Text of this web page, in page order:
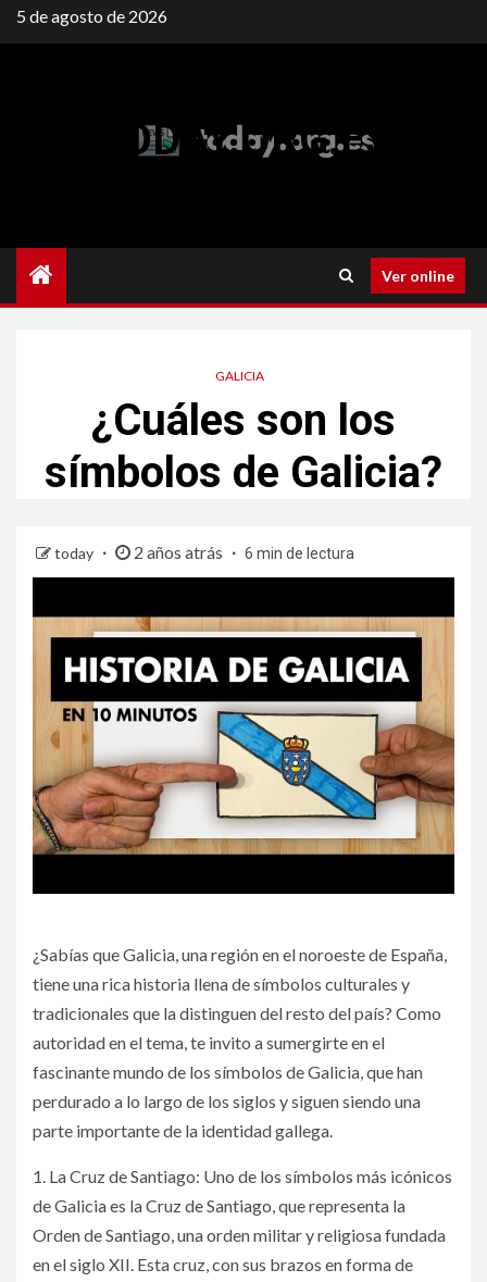
Saltar
al
5 de agosto de 2026
TODAY.ORG.ES
Ver online
GALICIA
¿Cuáles son los
símbolos de Galicia?
today 2 años atrás 6 min de lectura
¿Sabías que Galicia, una región en el noroeste de España,
tiene una rica historia llena de símbolos culturales y
tradicionales que la distinguen del resto del país? Como
autoridad en el tema, te invito a sumergirte en el
fascinante mundo de los símbolos de Galicia, que han
perdurado a lo largo de los siglos y siguen siendo una
parte importante de la identidad gallega.
1. La Cruz de Santiago: Uno de los símbolos más icónicos
de Galicia es la Cruz de Santiago, que representa la
Orden de Santiago, una orden militar y religiosa fundada
en el siglo XII. Esta cruz, con sus brazos en forma de